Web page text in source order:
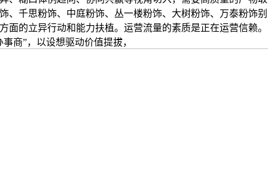
、千思粉饰、中庭粉饰、丛一楼粉饰、大树粉饰、万泰粉饰
面的立异行动和能力扶植。运营流量的素质是正在运营信赖
商”，以设想驱动价值提拔，